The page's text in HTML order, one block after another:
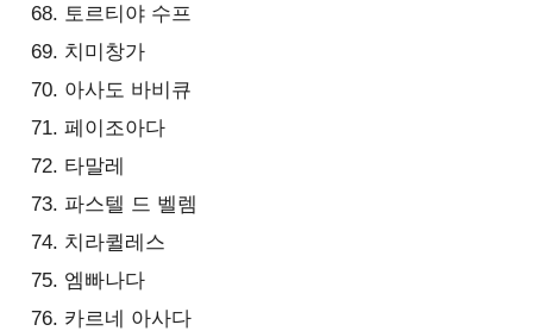
토르티야 수프
치미창가
아사도 바비큐
페이조아다
타말레
파스텔 드 벨렘
치라퀼레스
엠빠나다
카르네 아사다